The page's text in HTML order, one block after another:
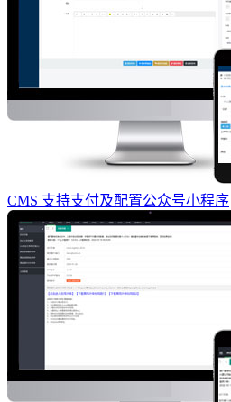
CMS 支持支付及配置公众号小程序